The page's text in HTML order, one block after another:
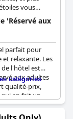
vous
activités
'Réservé aux
parfait pour
relaxante. Les
l'hôtel est
aux adultes
qualité-prix,
en fait un
réservé aux
clients de se
catégories